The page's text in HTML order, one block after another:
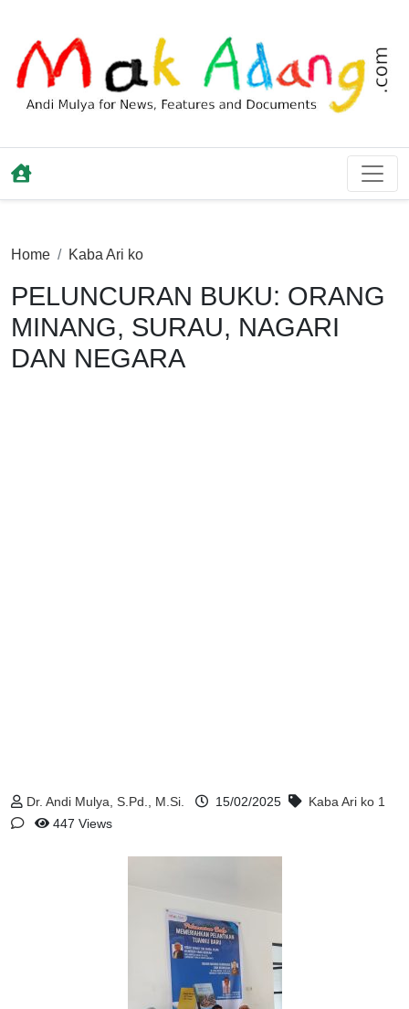
Home Kaba Ari ko
PELUNCURAN BUKU: ORANG
MINANG, SURAU, NAGARI
DAN NEGARA
Dr. Andi Mulya, S.Pd., M.Si. 15/02/2025 Kaba Ari ko 1
447 Views